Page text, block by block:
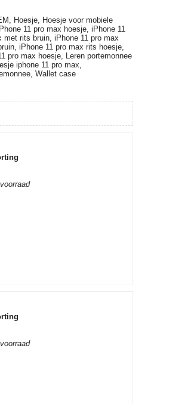
Hoesje, Hoesje voor mobiele
11 pro max hoesje, iPhone 11
met rits bruin, iPhone 11 pro max
iPhone 11 pro max rits hoesje,
pro max hoesje, Leren portemonnee
iphone 11 pro max,
Wallet case